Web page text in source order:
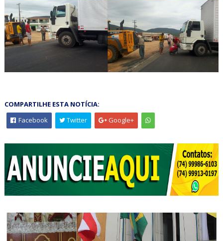
COMPARTILHE ESTA NOTÍCIA:
Facebook
Twitter Google+